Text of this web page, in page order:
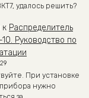
удалось решить?
к Распределитель
10. Руководство по
При установке
нужно